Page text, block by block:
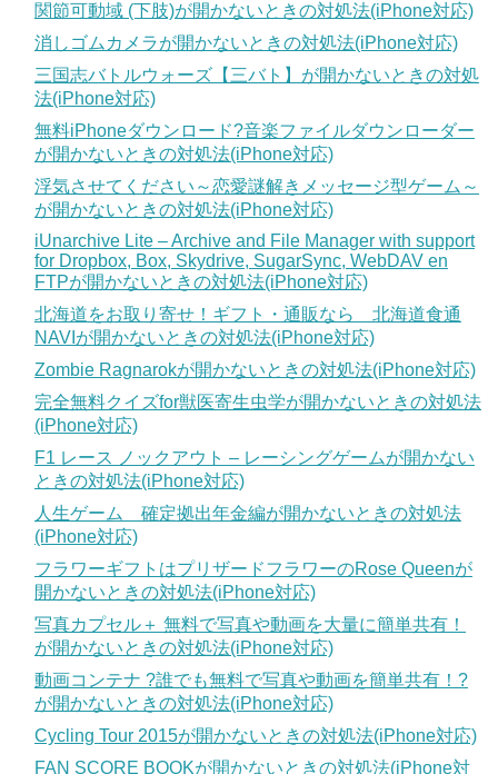
関節可動域 (下肢)が開かないときの対処法(iPhone対応)
消しゴムカメラが開かないときの対処法(iPhone対応)
三国志バトルウォーズ【三バト】が開かないときの対処
法(iPhone対応)
無料iPhoneダウンロード?音楽ファイルダウンローダー
が開かないときの対処法(iPhone対応)
浮気させてください～恋愛謎解きメッセージ型ゲーム～
が開かないときの対処法(iPhone対応)
iUnarchive Lite – Archive and File Manager with support
for Dropbox, Box, Skydrive, SugarSync, WebDAV en
FTPが開かないときの対処法(iPhone対応)
北海道をお取り寄せ！ギフト・通販なら 北海道食通
NAVIが開かないときの対処法(iPhone対応)
Zombie Ragnarokが開かないときの対処法(iPhone対応)
完全無料クイズfor獣医寄生虫学が開かないときの対処法
(iPhone対応)
F1 レース ノックアウト – レーシングゲームが開かない
ときの対処法(iPhone対応)
人生ゲーム 確定拠出年金編が開かないときの対処法
(iPhone対応)
フラワーギフトはプリザードフラワーのRose Queenが
開かないときの対処法(iPhone対応)
写真カプセル＋ 無料で写真や動画を大量に簡単共有！
が開かないときの対処法(iPhone対応)
動画コンテナ ?誰でも無料で写真や動画を簡単共有！?
が開かないときの対処法(iPhone対応)
Cycling Tour 2015が開かないときの対処法(iPhone対応)
FAN SCORE BOOKが開かないときの対処法(iPhone対